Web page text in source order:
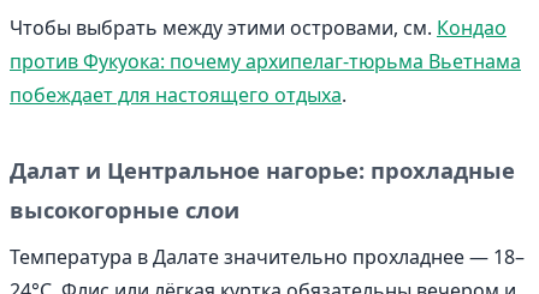
Чтобы выбрать между этими островами, см. Кондао
против Фукуока: почему архипелаг-тюрьма Вьетнама
побеждает для настоящего отдыха.
Далат и Центральное нагорье: прохладные
высокогорные слои
Температура в Далате значительно прохладнее — 18–